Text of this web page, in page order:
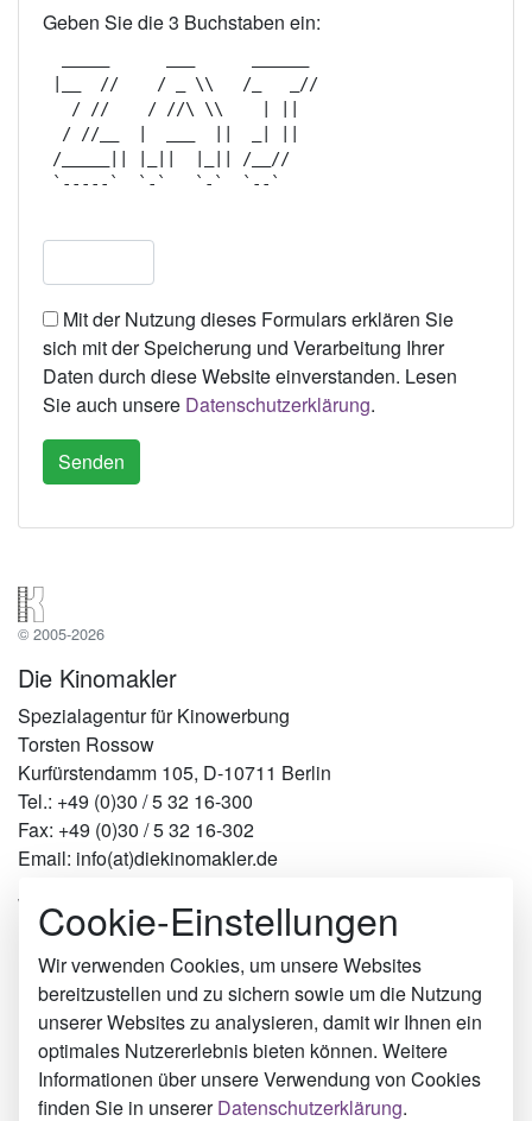
Geben Sie die 3 Buchstaben ein:
|__  //    / _ \\   /_   _//
   / //    / //\ \\    | ||
  / //__  |  ___  ||  _| ||
/_____|| |_||  |_|| /__//
`-----`  `-`   `-`  `--`
Mit der Nutzung dieses Formulars erklären Sie
sich mit der Speicherung und Verarbeitung Ihrer
Daten durch diese Website einverstanden. Lesen
Sie auch unsere Datenschutzerklärung.
© 2005-2026
Die Kinomakler
Spezialagentur für Kinowerbung
Torsten Rossow
Kurfürstendamm 105, D-10711 Berlin
Tel.: +49 (0)30 / 5 32 16-300
Fax: +49 (0)30 / 5 32 16-302
Email: info(at)diekinomakler.de
Werben in Städten
Berlin
Hamburg
München
Köln
Borken
Duisburg
Bargteheide
Cookie-Einstellungen
Wir verwenden Cookies, um unsere Websites
bereitzustellen und zu sichern sowie um die Nutzung
unserer Websites zu analysieren, damit wir Ihnen ein
optimales Nutzererlebnis bieten können. Weitere
Informationen über unsere Verwendung von Cookies
finden Sie in unsererDatenschutzerklärung.